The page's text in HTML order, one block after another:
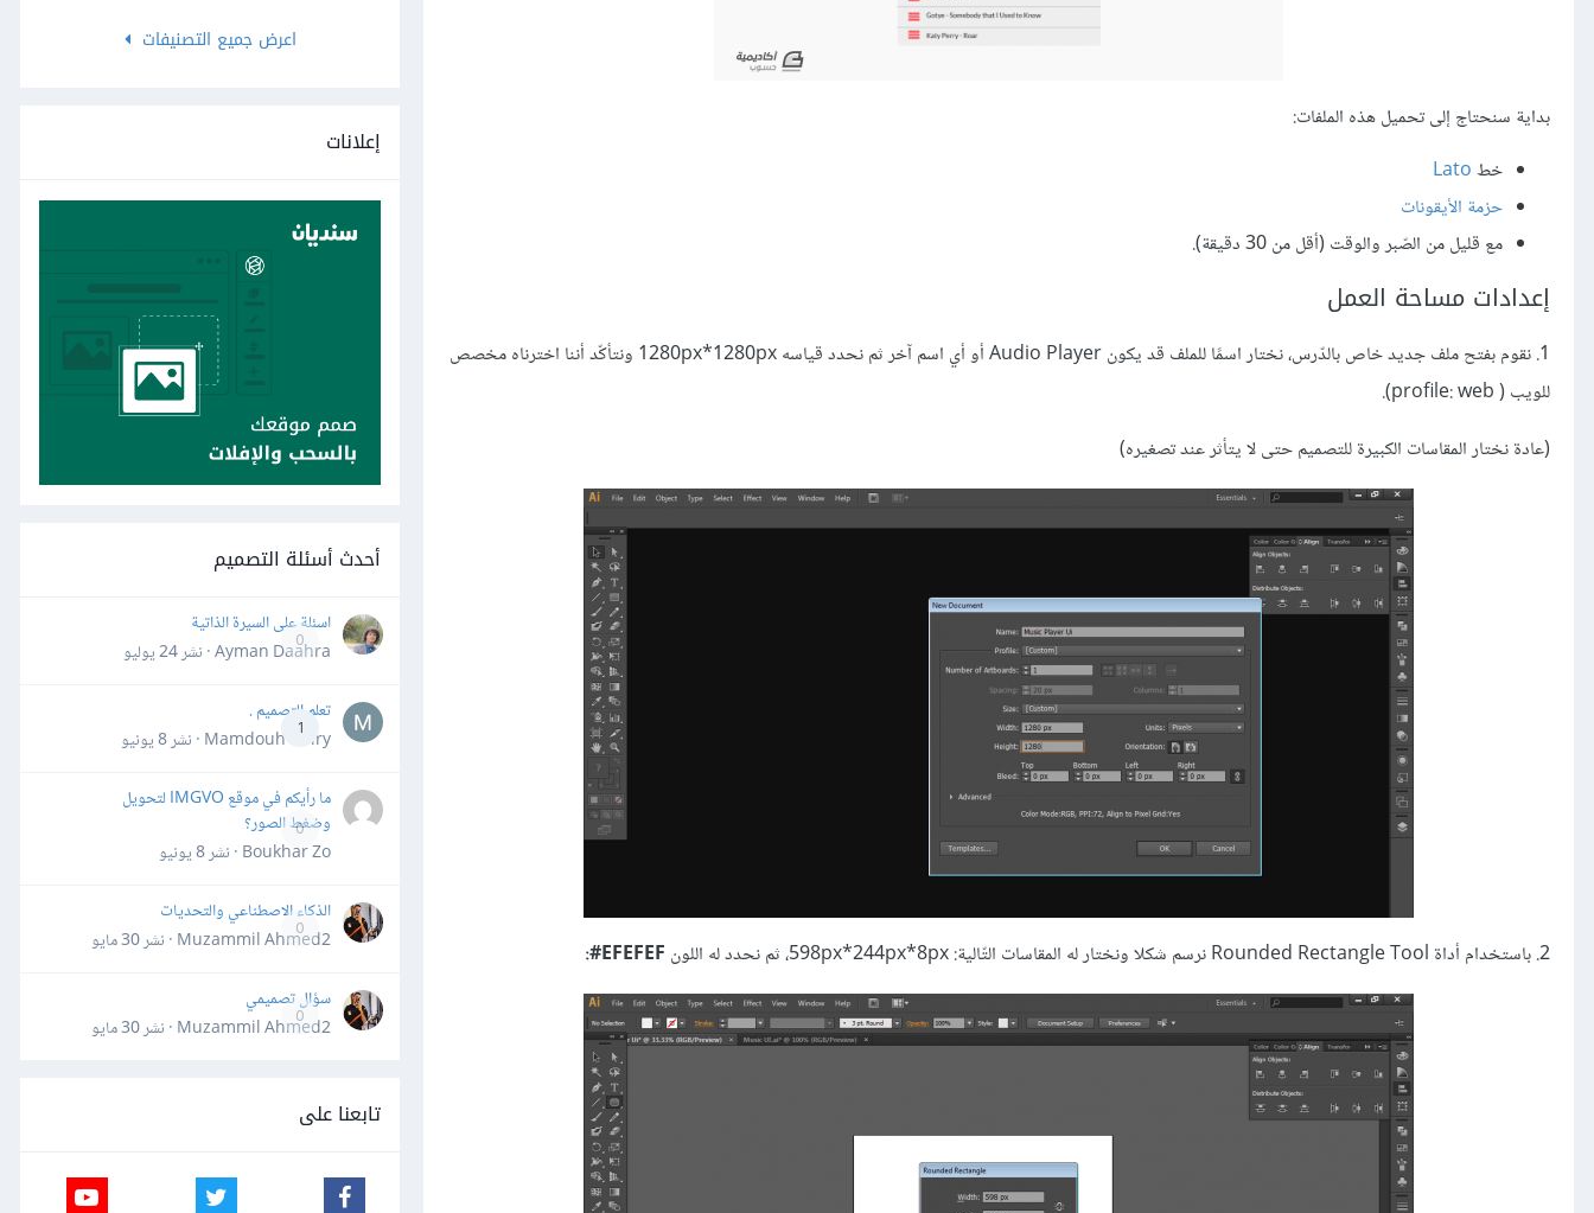
بداية سنحتاج إلى تحميل هذه الملفات:
خطLato
حزمة الأيقونات
مع قليل من الصّبر والوقت (أقل من 30 دقيقة).
إعدادات مساحة العمل
1. نقوم بفتح ملف جديد خاص بالدّرس، نختار اسمًا للملف قد يكون Audio Player أو أي اسم آخر ثم نحدد قياسه 1280px*1280px ونتأكّد أننا اخترناه مخصص
للويب ( profile: web).
(عادة نختار المقاسات الكبيرة للتصميم حتى لا يتأثر عند تصغيره)
2. باستخدام أداة Rounded Rectangle Tool نرسم شكلا ونختار له المقاسات التّالية: 598px*244px*8px، ثم نحدد له اللون EFEFEF#:
اعرض جميع التصنيفات
إعلانات
أحدث أسئلة التصميم
0
اسئلة على السيرة الذاتية
Ayman Daahra · نشر
24 يوليو
1
تعلم التصميم .
Mamdouh Khiry · نشر
8 يونيو
0
ما رأيكم في موقع IMGVO لتحويل
وضغط الصور؟
Boukhar Zo · نشر
8 يونيو
0
الذكاء الاصطناعي والتحديات
Muzammil Ahmed2 · نشر
30 مايو
0
سؤال تصميمي
Muzammil Ahmed2 · نشر
30 مايو
تابعنا على